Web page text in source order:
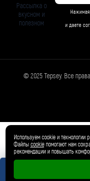
🛍️ Магазин
Товар добавлен в
Рассылка о
вкусном и
полезном
Нажимая
и даете
© 2025 Tepsey. Все
Используем cookie и технологии
Файлы cookieпомогают нам
рекомендации и повышать